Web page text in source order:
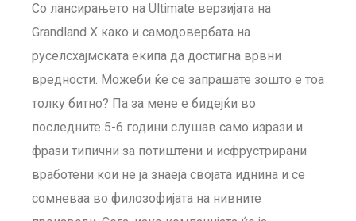
Со лансирањето на Ultimate верзијата на
Grandland X како и самодовербата на
руселсхајмската екипа да достигна врвни
вредности. Можеби ќе се запрашате зошто е тоа
толку битно? Па за мене е бидејќи во
последните 5-6 години слушав само изрази и
фрази типични за потиштени и исфрустрирани
вработени кои не ја знаеја својата иднина и се
сомневаа во филозофијата на нивните